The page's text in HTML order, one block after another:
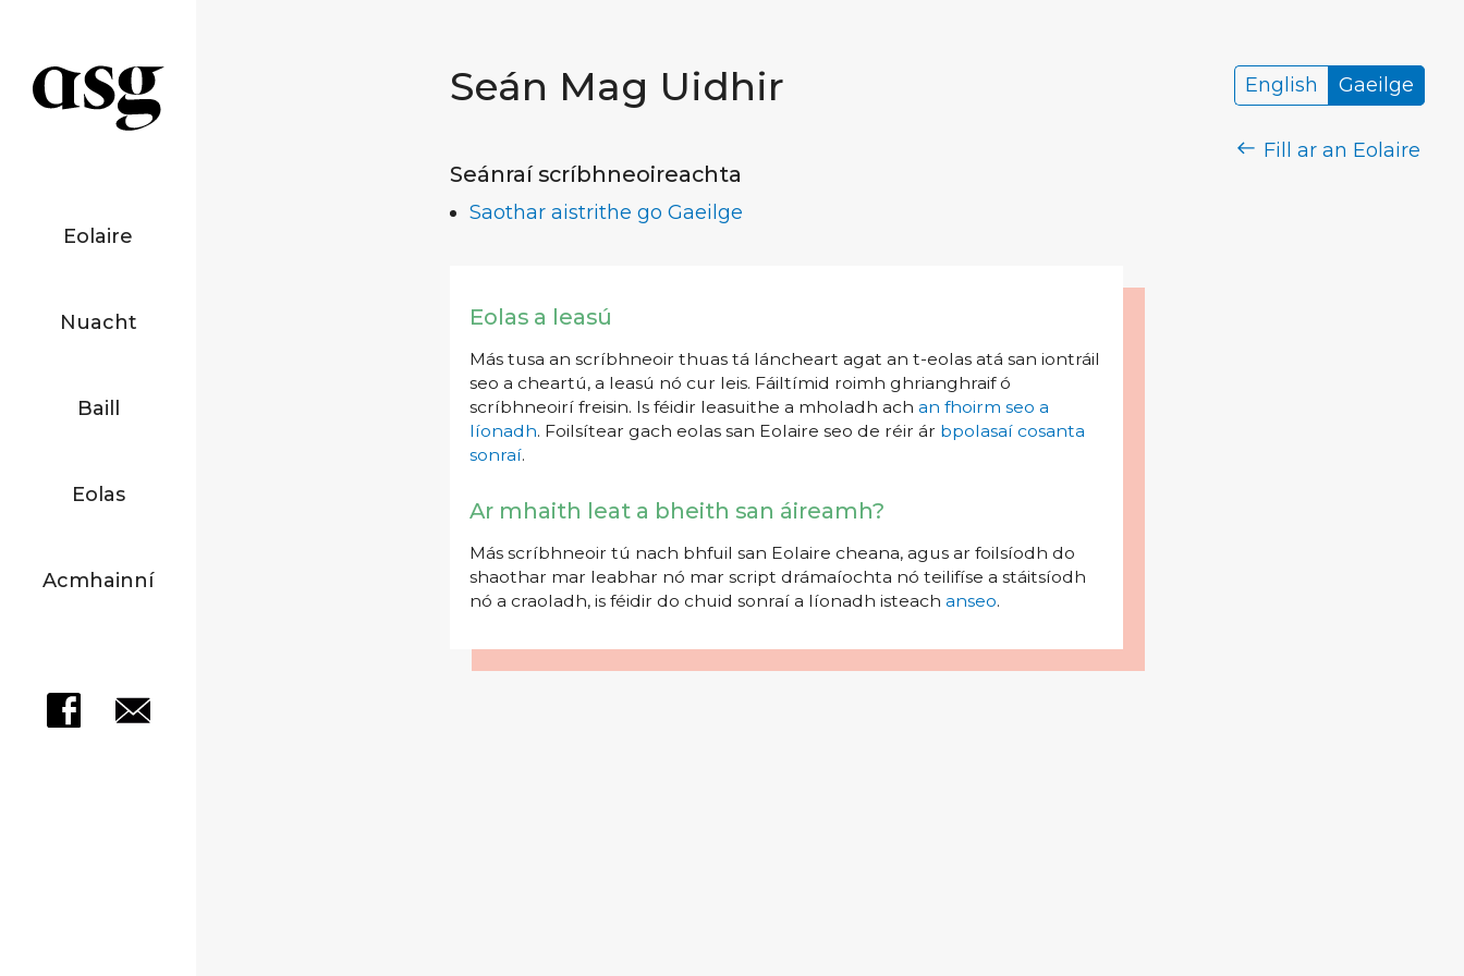
Eolaire
Nuacht
Baill
Eolas
Acmhainní
Seán Mag Uidhir English Gaeilge
Fill ar an Eolaire
Seánraí scríbhneoireachta
Saothar aistrithe go Gaeilge
Eolas a leasú
Más tusa an scríbhneoir thuas tá láncheart agat an t-eolas atá san iontráil
seo a cheartú, a leasú nó cur leis. Fáiltímid roimh ghrianghraif ó
scríbhneoirí freisin. Is féidir leasuithe a mholadh ach an fhoirm seo a
líonadh. Foilsítear gach eolas san Eolaire seo de réir ár bpolasaí cosanta
sonraí.
Ar mhaith leat a bheith san áireamh?
Más scríbhneoir tú nach bhfuil san Eolaire cheana, agus ar foilsíodh do
shaothar mar leabhar nó mar script drámaíochta nó teilifíse a stáitsíodh
nó a craoladh, is féidir do chuid sonraí a líonadh isteach anseo.